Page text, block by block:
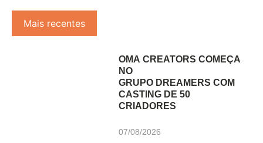
Mais recentes
OMA CREATORS COMEÇA
NO
GRUPO DREAMERS COM
CASTING DE 50
CRIADORES
07/08/2026